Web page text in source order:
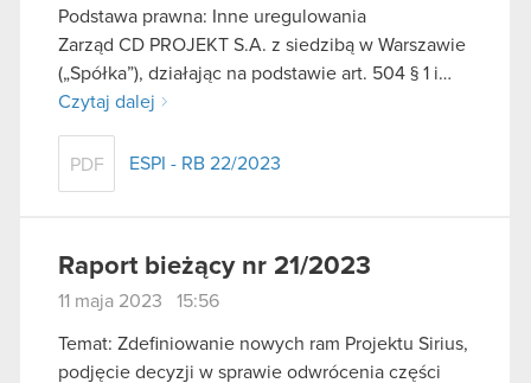
Podstawa prawna: Inne uregulowania
Zarząd CD PROJEKT S.A. z siedzibą w Warszawie
(„Spółka”), działając na podstawie art. 504 § 1 i…
Czytaj dalej
PDF ESPI - RB 22/2023
Raport bieżący nr 21/2023
11 maja 2023 15:56
Temat: Zdefiniowanie nowych ram Projektu Sirius,
podjęcie decyzji w sprawie odwrócenia części